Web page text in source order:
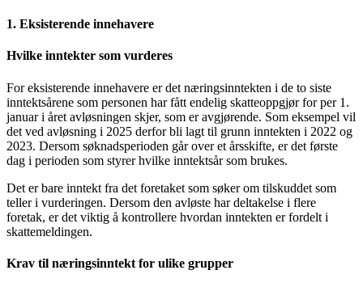
1. Eksisterende innehavere
Hvilke inntekter som vurderes
For eksisterende innehavere er det næringsinntekten i de to siste
inntektsårene som personen har fått endelig skatteoppgjør for per 1.
januar i året avløsningen skjer, som er avgjørende. Som eksempel vil
det ved avløsning i 2025 derfor bli lagt til grunn inntekten i 2022 og
2023. Dersom søknadsperioden går over et årsskifte, er det første
dag i perioden som styrer hvilke inntektsår som brukes.
Det er bare inntekt fra det foretaket som søker om tilskuddet som
teller i vurderingen. Dersom den avløste har deltakelse i flere
foretak, er det viktig å kontrollere hvordan inntekten er fordelt i
skattemeldingen.
Krav til næringsinntekt for ulike grupper